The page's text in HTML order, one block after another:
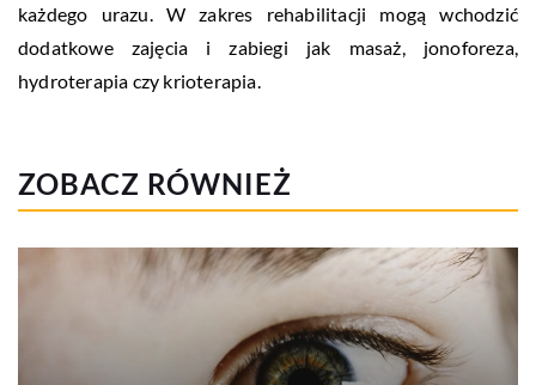
każdego urazu. W zakres rehabilitacji mogą wchodzić
dodatkowe zajęcia i zabiegi jak masaż, jonoforeza,
hydroterapia czy krioterapia.
ZOBACZ RÓWNIEŻ